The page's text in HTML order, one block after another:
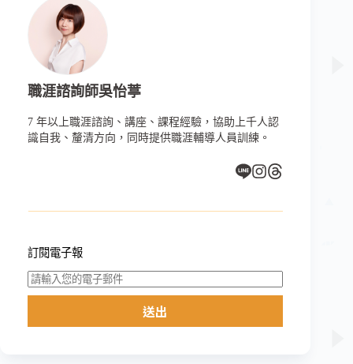
職涯諮詢師吳怡葶
7 年以上職涯諮詢、講座、課程經驗，協助上千人認
識自我、釐清方向，同時提供職涯輔導人員訓練。
訂閱電子報
送出